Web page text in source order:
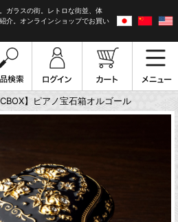
ガラスの街。レトロな街並、体
介。オンラインショップでお買い
】ピアノ宝石箱オルゴール